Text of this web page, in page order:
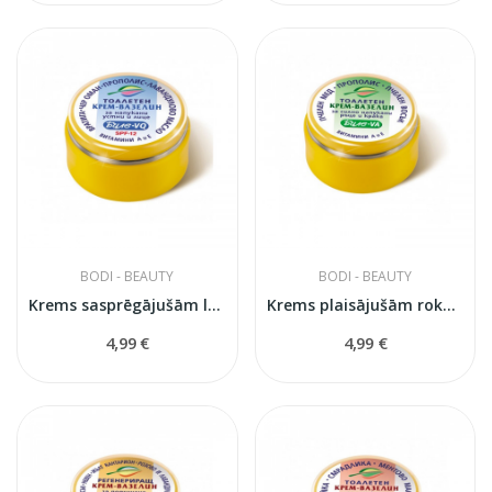
BODI - BEAUTY
Krems sasprēgājušām lūpām un sejai Bile
4,99 €
BODI - BEAUTY
Krems plaisājušām rokām un pēdām
4,99 €